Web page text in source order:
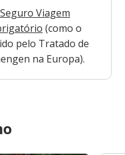
Seguro Viagem
(como o
pelo Tratado de
na Europa).